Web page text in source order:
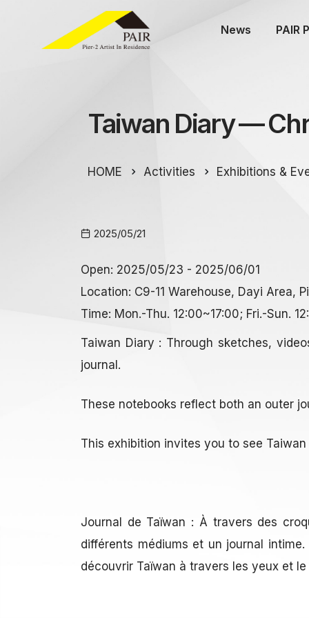
News PAIR
Taiwan Diary —
HOME Activities Exhibitions &
2025/05/21
Open: 2025/05/23 - 2025/06/01
Location: C9-11 Warehouse, Dayi Area,
Time: Mon.-Thu. 12:00~17:00; Fri.-Sun.
Taiwan Diary : Through sketches,
journal.
These notebooks reflect both an outer
This exhibition invites you to see
Journal de Taïwan : À travers des
différents médiums et un journal
découvrir Taïwan à travers les yeux et